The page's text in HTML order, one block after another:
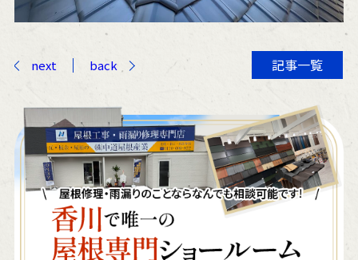
next back 記事一覧